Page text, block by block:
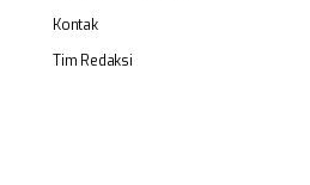
Kontak
Tim Redaksi